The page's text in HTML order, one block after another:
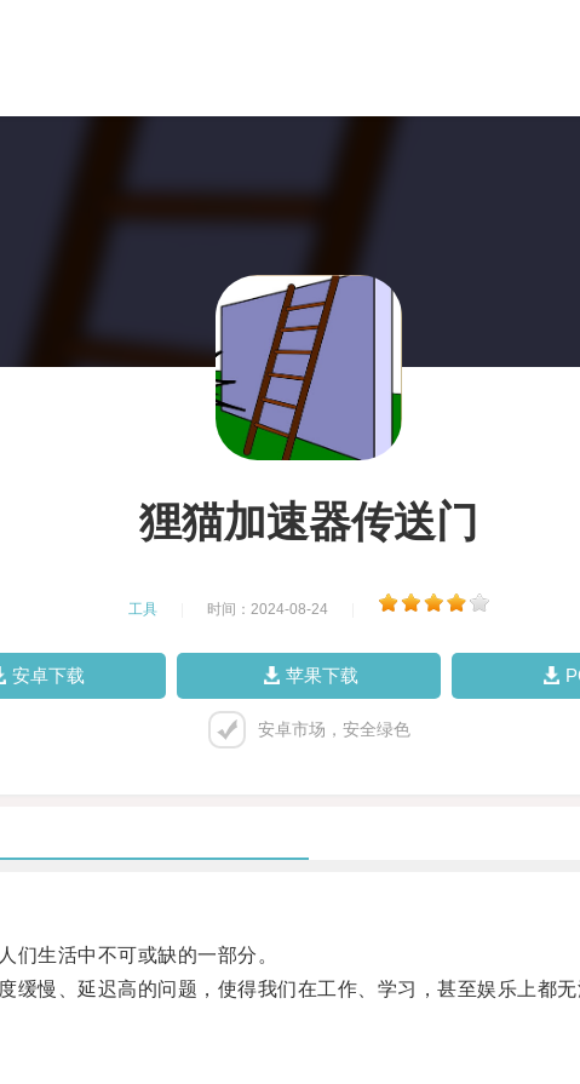
狸猫加速器传送门
工具 时间：2024-08-24
安卓下载 苹果下载
安卓市场，安全绿色
生活中不可或缺的一部分。
慢、延迟高的问题，使得我们在工作、学习，甚至娱乐上都无